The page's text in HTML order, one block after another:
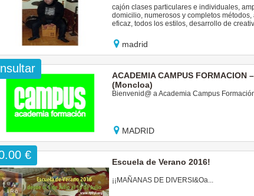
cajón clases particulares e individuales,
domicilio, numerosos y completos
eficaz, todos los estilos, desarrollo de
madrid
ACADEMIA CAMPUS
(Moncloa)
Bienvenid@ a Academia Campus
MADRID
€
Escuela de Verano 2016!
¡¡MAÑANAS DE DIVERSI&Oa...